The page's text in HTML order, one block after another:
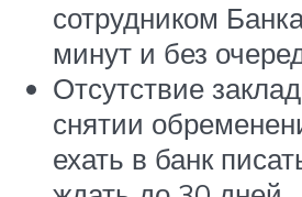
сотрудником
минут и без
Отсутствие
снятии
ехать в банк